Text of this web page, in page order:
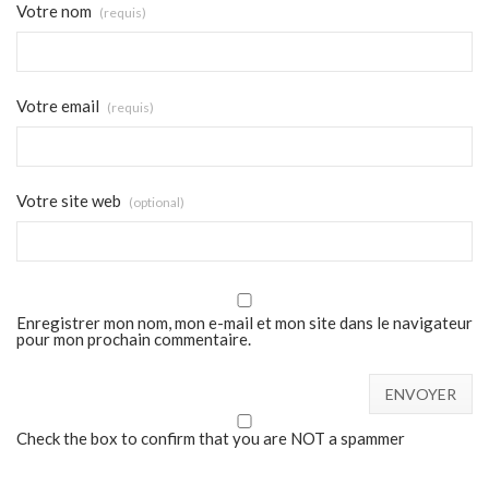
Votre nom (requis)
Votre email (requis)
Votre site web (optional)
Enregistrer mon nom, mon e-mail et mon site dans le navigateur
pour mon prochain commentaire.
Check the box to confirm that you are NOT a spammer